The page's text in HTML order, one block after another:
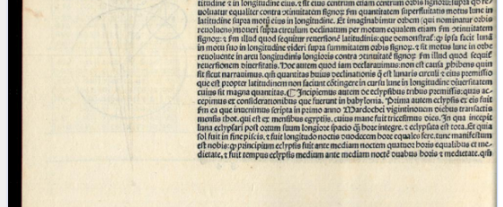
Arabic Manuscripts
Latin Works
Latin Manuscripts
Latin Early Prints
Images